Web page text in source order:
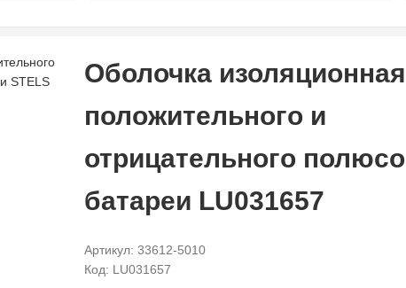
Оболочка изоляционная
положительного и
отрицательного
батареи LU031657
Артикул: 33612-5010
Код: LU031657